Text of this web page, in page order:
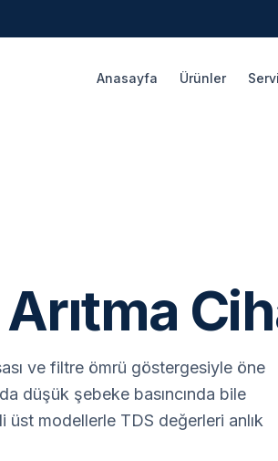
Anasayfa Ürünler
ve filtre ömrü göstergesiyle öne
düşük şebeke basıncında bile
üst modellerle TDS değerleri anlık